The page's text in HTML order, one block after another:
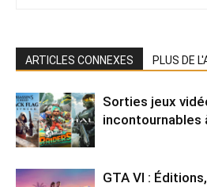
ARTICLES CONNEXES PLUS DE
Sorties jeux
incontournables
GTA VI :